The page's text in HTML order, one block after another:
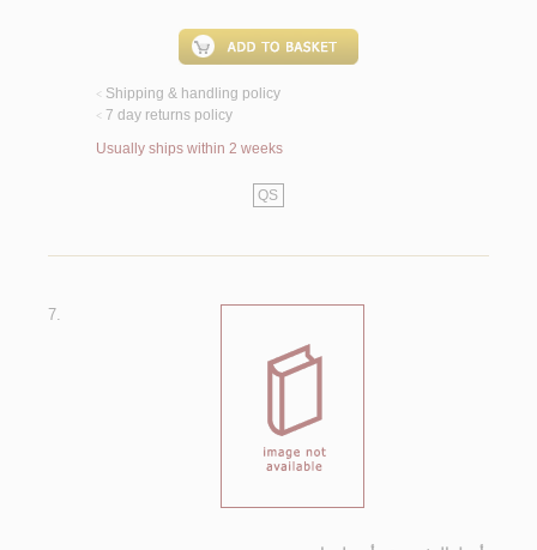
< Shipping & handling policy
< 7 day returns policy
Usually ships within 2 weeks
QS
7.